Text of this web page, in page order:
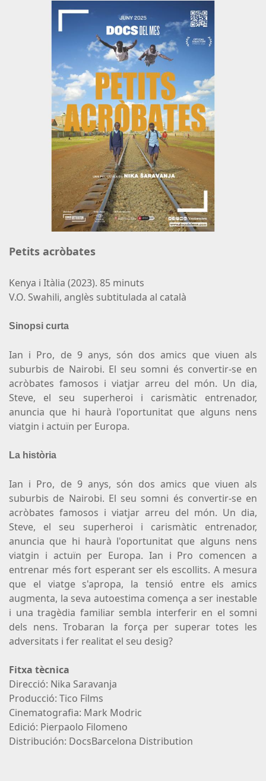
Petits acròbates
Kenya i Itàlia (2023). 85 minuts
V.O. Swahili, anglès subtitulada al català
Sinopsi curta
Ian i Pro, de 9 anys, són dos amics que viuen als
suburbis de Nairobi. El seu somni és convertir-se en
acròbates famosos i viatjar arreu del món. Un dia,
Steve, el seu superheroi i carismàtic entrenador,
anuncia que hi haurà l'oportunitat que alguns nens
viatgin i actuïn per Europa.
La història
Ian i Pro, de 9 anys, són dos amics que viuen als
suburbis de Nairobi. El seu somni és convertir-se en
acròbates famosos i viatjar arreu del món. Un dia,
Steve, el seu superheroi i carismàtic entrenador,
anuncia que hi haurà l'oportunitat que alguns nens
viatgin i actuïn per Europa. Ian i Pro comencen a
entrenar més fort esperant ser els escollits. A mesura
que el viatge s'apropa, la tensió entre els amics
augmenta, la seva autoestima comença a ser inestable
i una tragèdia familiar sembla interferir en el somni
dels nens. Trobaran la força per superar totes les
adversitats i fer realitat el seu desig?
Fitxa tècnica
Direcció: Nika Saravanja
Producció: Tico Films
Cinematografia: Mark Modric
Edició: Pierpaolo Filomeno
Distribución: DocsBarcelona Distribution